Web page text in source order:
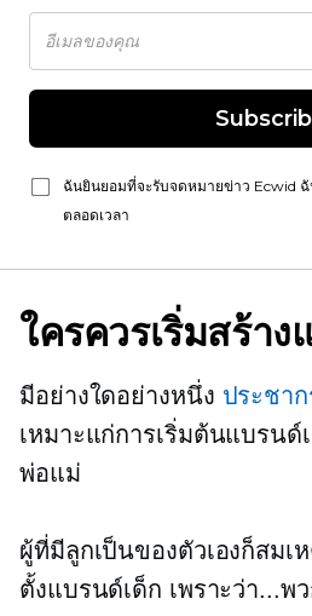
ฉันยินยอมที่จะรับจดหมายข่าว Ecwid ฉั
ตลอดเวลา
ใครควรเริ่มสร้า
มีอย่างใดอย่างหนึ่ง ประชา
เหมาะแก่การเริ่มต้นแบรนด์
พ่อแม่
ผู้ที่มีลูกเป็นของตัวเองก็สมเ
ตั้งแบรนด์เด็ก เพราะว่า...พ